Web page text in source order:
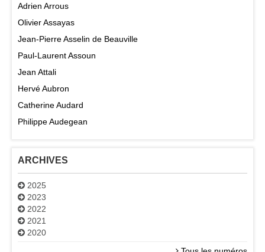
Adrien Arrous
Olivier Assayas
Jean-Pierre Asselin de Beauville
Paul-Laurent Assoun
Jean Attali
Hervé Aubron
Catherine Audard
Philippe Audegean
ARCHIVES
2025
2023
2022
2021
2020